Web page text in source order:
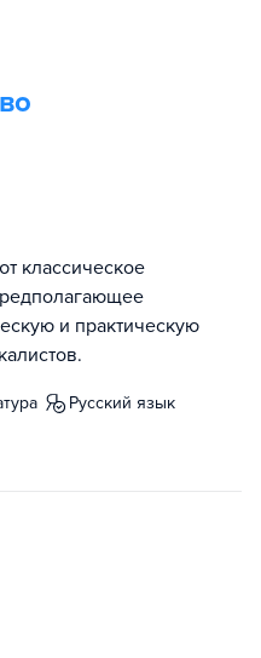
классическое
и практическую
русский язык